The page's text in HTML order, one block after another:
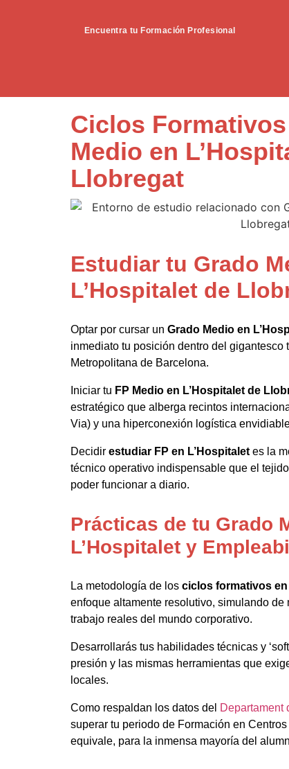
Encuentra tu Formación Profesional
Ciclos
Medio en
Llobregat
Estudiar tu Grado
L’Hospitalet de
Optar por cursar un Grado Medio en
inmediato tu posición dentro del gigantesco
Metropolitana de Barcelona.
Iniciar tu FP Medio en L’Hospitalet de
estratégico que alberga recintos
Via) y una hiperconexión logística
Decidir estudiar FP en L’Hospitalet es la
técnico operativo indispensable que el
poder funcionar a diario.
Prácticas de tu Grado
L’Hospitalet y
La metodología de los ciclos formativos en
enfoque altamente resolutivo, simulando
trabajo reales del mundo corporativo.
Desarrollarás tus habilidades técnicas y
presión y las mismas herramientas que
locales.
Como respaldan los datos del Departament
superar tu periodo de Formación en
equivale, para la inmensa mayoría del